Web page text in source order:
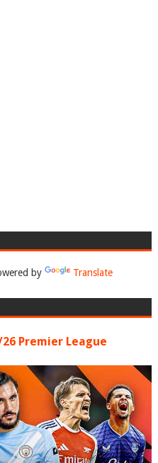
by Translate
Premier League